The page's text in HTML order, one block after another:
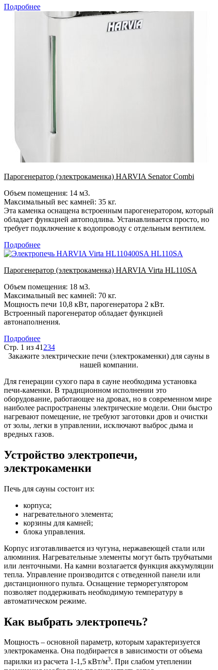
Подробнее
Парогенератор (электрокаменка) HARVIA Senator Combi
Объем помещения: 14 м3.
Максимальный вес камней: 35 кг.
Эта каменка оснащена встроенным парогенератором, который
обладает функцией автоподлива. Устанавливается просто, но
требует подключение к водопроводу с отдельным вентилем.
Подробнее
Парогенератор (электрокаменка) HARVIA Virta HL110SA
Объем помещения: 18 м3.
Максимальный вес камней: 70 кг.
Мощность печи 10,8 кВт, парогенератора 2 кВт.
Встроенный парогенератор обладает функцией
автонаполнения.
Подробнее
Стр. 1 из 41 234
Закажите электрические печи (электрокаменки) для сауны в
нашей компании.
Для генерации сухого пара в сауне необходима установка
печи-каменки. В традиционном исполнении это
оборудование, работающее на дровах, но в современном мире
наиболее распространены электрические модели. Они быстро
нагревают помещение, не требуют заготовки дров и очистки
от золы, легки в управлении, исключают выброс дыма и
вредных газов.
Устройство электропечи,
электрокаменки
Печь для сауны состоит из:
корпуса;
нагревательного элемента;
корзины для камней;
блока управления.
Корпус изготавливается из чугуна, нержавеющей стали или
алюминия. Нагревательные элементы могут быть трубчатыми
или ленточными. На камни возлагается функция аккумуляции
тепла. Управление производится с отведенной панели или
дистанционного пульта. Оснащение терморегулятором
позволяет поддерживать необходимую температуру в
автоматическом режиме.
Как выбрать электропечь?
Мощность – основной параметр, которым характеризуется
электрокаменка. Она подбирается в зависимости от объема
парилки из расчета 1-1,5 кВт/м3. При слабом утеплении